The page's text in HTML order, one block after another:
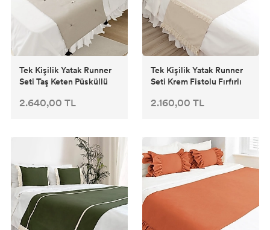
Tek Kişilik Yatak Runner
Seti Taş Keten Püsküllü
2.640,00 TL
Tek Kişilik Yatak Runner
Seti Krem Fistolu Fırfırlı
2.160,00 TL
2'li Kombin Kırlent
Şeker Yastık
Uzun Yastık
Sandalye Minderi
Perde